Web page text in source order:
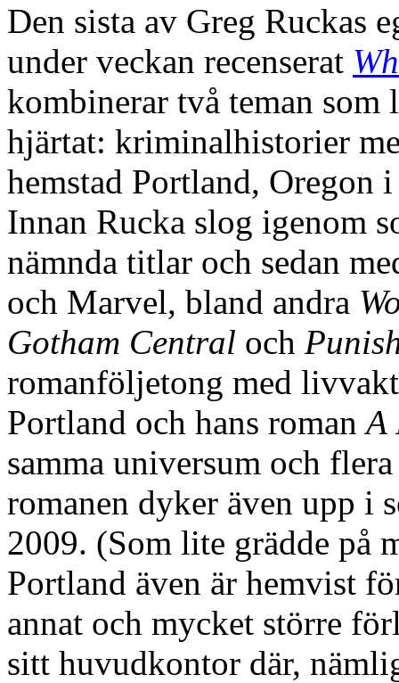
Den sista av Greg Ruckas
under veckan recenserat
kombinerar två teman
hjärtat: kriminalhistorier
hemstad Portland, Oregon
Innan Rucka slog igenom
nämnda titlar och sedan
och Marvel, bland andra
Gotham Central och
romanföljetong med
Portland och hans romanA
samma universum och
romanen dyker även upp i
2009. (Som lite grädde på
Portland även är hemvist
annat och mycket större
sitt huvudkontor där,